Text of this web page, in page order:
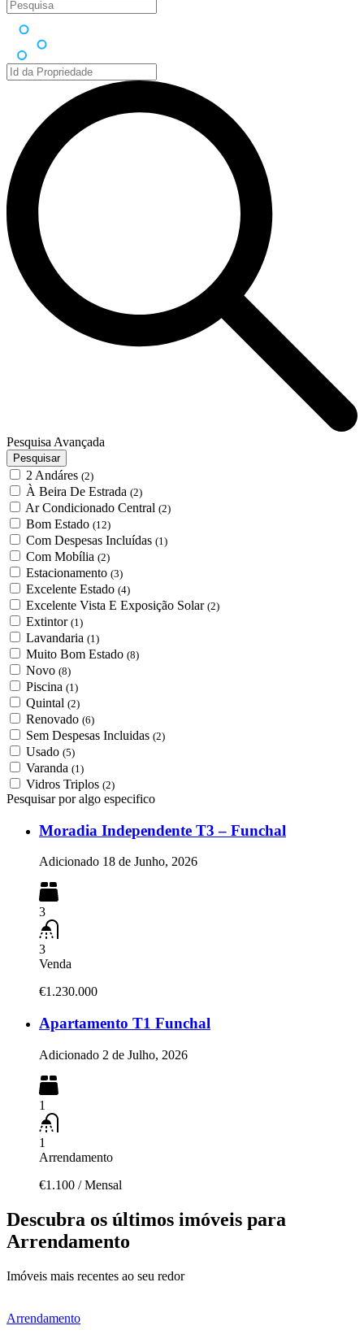
Pesquisa Avançada
Pesquisar
2 Andáres (2)
À Beira De Estrada (2)
Ar Condicionado Central (2)
Bom Estado (12)
Com Despesas Incluídas (1)
Com Mobília (2)
Estacionamento (3)
Excelente Estado (4)
Excelente Vista E Exposição Solar (2)
Extintor (1)
Lavandaria (1)
Muito Bom Estado (8)
Novo (8)
Piscina (1)
Quintal (2)
Renovado (6)
Sem Despesas Incluidas (2)
Usado (5)
Varanda (1)
Vidros Triplos (2)
Pesquisar por algo especifico
Moradia Independente T3 – Funchal
Adicionado 18 de Junho, 2026
3
3
Venda
€1.230.000
Apartamento T1 Funchal
Adicionado 2 de Julho, 2026
1
1
Arrendamento
€1.100 / Mensal
Descubra os últimos imóveis para
Arrendamento
Imóveis mais recentes ao seu redor
Arrendamento